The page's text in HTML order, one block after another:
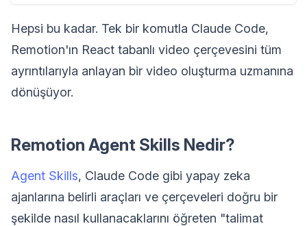
Hepsi bu kadar. Tek bir komutla Claude Code,
Remotion'ın React tabanlı video çerçevesini tüm
ayrıntılarıyla anlayan bir video oluşturma uzmanına
dönüşüyor.
Remotion Agent Skills Nedir?
Agent Skills, Claude Code gibi yapay zeka
ajanlarına belirli araçları ve çerçeveleri doğru bir
şekilde nasıl kullanacaklarını öğreten "talimat